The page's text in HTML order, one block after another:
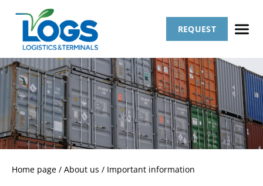
REQUEST
Home page / About us / Important information